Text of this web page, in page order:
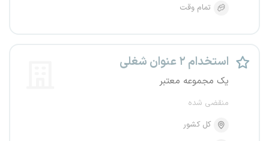
تمام وقت
استخدام ۲ عنوان شغلی
یک مجموعه معتبر
منقضی شده
کل کشور